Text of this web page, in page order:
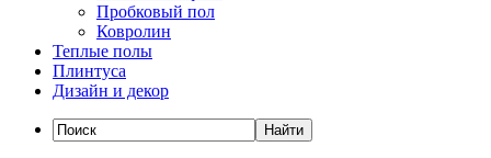
Пробковый пол
Ковролин
Теплые полы
Плинтуса
Дизайн и декор